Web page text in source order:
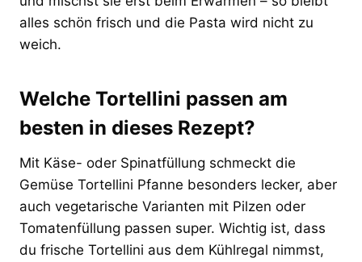
alles schön frisch und die Pasta wird nicht zu
weich.
Welche Tortellini passen am
besten in dieses Rezept?
Mit Käse- oder Spinatfüllung schmeckt die
Gemüse Tortellini Pfanne besonders lecker, aber
auch vegetarische Varianten mit Pilzen oder
Tomatenfüllung passen super. Wichtig ist, dass
du frische Tortellini aus dem Kühlregal nimmst,